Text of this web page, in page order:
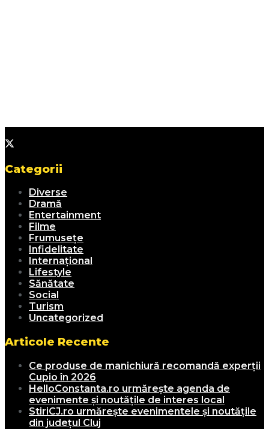
Categorii
Diverse
Dramă
Entertainment
Filme
Frumusețe
Infidelitate
Internațional
Lifestyle
Sănătate
Social
Turism
Uncategorized
Articole Recente
Ce produse de manichiură recomandă experții
Cupio în 2026
HelloConstanta.ro urmărește agenda de
evenimente și noutățile de interes local
StiriCJ.ro urmărește evenimentele și noutățile
din județul Cluj